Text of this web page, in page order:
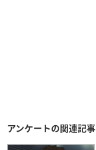
アンケートの関連記事